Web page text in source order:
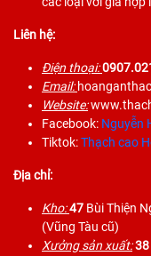
Liên hệ:
Điện thoại:
Email:
Website:
Facebook: Nguyễn
Tiktok:Thạch cao
Địa chỉ:
Kho:47 Bùi Thiện
(Vũng Tàu cũ)
Xưởng sản xuất:38